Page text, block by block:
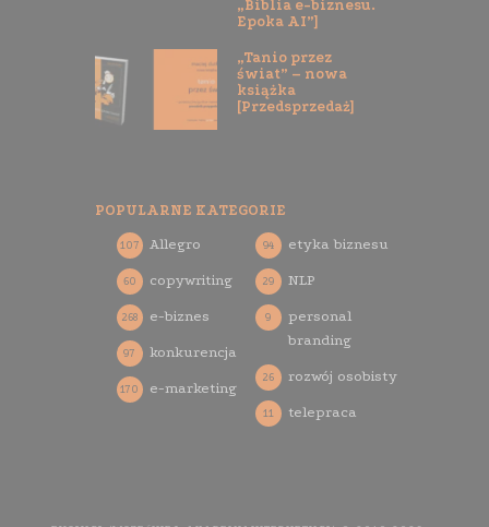
„Biblia e-biznesu.
Epoka AI”]
„Tanio przez
świat” – nowa
książka
[Przedsprzedaż]
POPULARNE KATEGORIE
Allegro
107
copywriting
60
e-biznes
268
konkurencja
97
e-marketing
170
etyka biznesu
94
NLP
29
personal
branding
9
rozwój osobisty
26
telepraca
11